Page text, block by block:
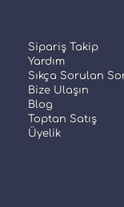
Sipariş Takip
Yardım
Sıkça Sorulan
Bize Ulaşın
Blog
Toptan Satış
Üyelik